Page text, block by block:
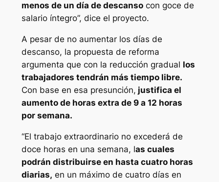
menos de un día de descansocon goce de
salario íntegro”, dice el proyecto.
A pesar de no aumentar los días de
descanso, la propuesta de reforma
argumenta que con la reducción gradual los
trabajadores tendrán más tiempo libre.
Con base en esa presunción, justifica el
aumento de horas extra de 9 a 12 horas
por semana.
“El trabajo extraordinario no excederá de
doce horas en una semana, las cuales
podrán distribuirse en hasta cuatro horas
diarias, en un máximo de cuatro días en